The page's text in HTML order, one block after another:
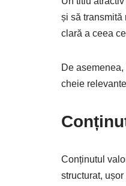
și să transmită
clară a ceea
De
cheie
Conținutul
structurat,